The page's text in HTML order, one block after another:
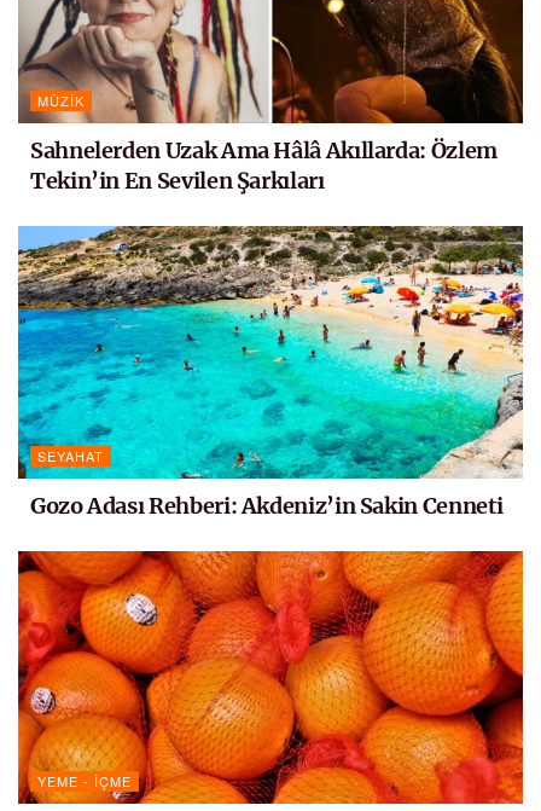
MÜZIK
Sahnelerden Uzak Ama Hâlâ Akıllarda: Özlem
Tekin’in En Sevilen Şarkıları
SEYAHAT
Gozo Adası Rehberi: Akdeniz’in Sakin Cenneti
YEME - İÇME